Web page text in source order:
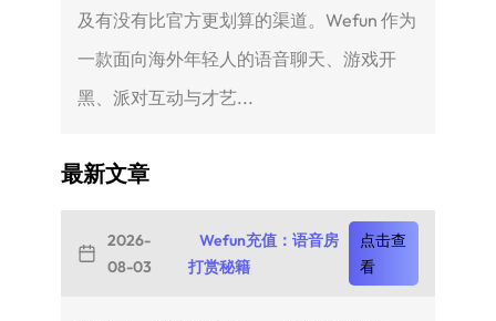
及有没有比官方更划算的渠道。Wefun 作为
一款面向海外年轻人的语音聊天、游戏开
黑、派对互动与才艺...
最新文章
2026-
08-03
Wefun充值：语音房
打赏秘籍
点击查
看